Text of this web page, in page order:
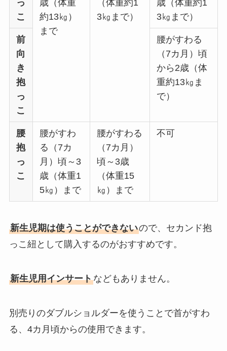
っ
こ
歳（体重
約13㎏）
まで
（体重約1
3㎏まで）
歳（体重約1
3㎏まで）
前
向
き
抱
っ
こ
腰がすわる
（7カ月）頃
から2歳（体
重約13㎏ま
で）
腰
抱
っ
こ
腰がすわ
る（7カ
月）頃～3
歳（体重1
5㎏）まで
腰がすわる
（7カ月）
頃～3歳
（体重15
㎏）まで
不可
新生児期は使うことができないので、セカンド抱
っこ紐として購入するのがおすすめです。
新生児用インサートなどもありません。
別売りのダブルショルダーを使うことで首がすわ
る、4カ月頃からの使用できます。